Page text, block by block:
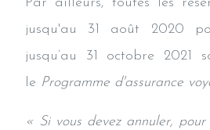
jusqu'au 31 août 2020
jusqu’au 31 octobre 2021
le Programme d'assurance
« Si vous devez annuler,